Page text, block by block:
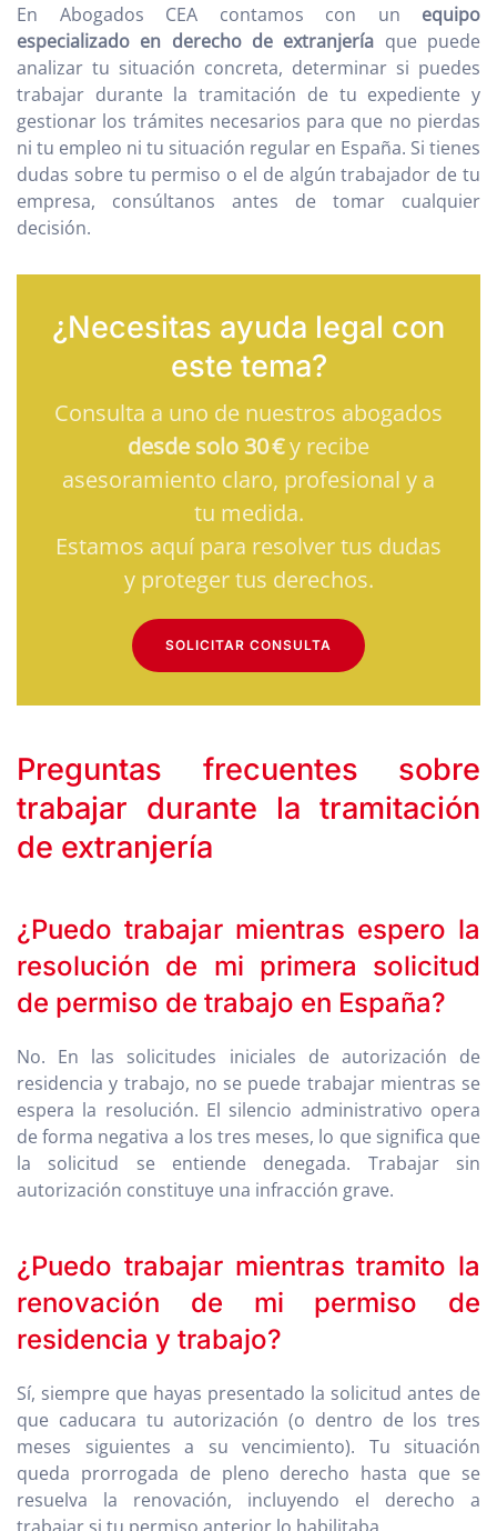
En Abogados CEA contamos con un equipo
especializado en derecho de extranjería que puede
analizar tu situación concreta, determinar si puedes
trabajar durante la tramitación de tu expediente y
gestionar los trámites necesarios para que no pierdas
ni tu empleo ni tu situación regular en España. Si tienes
dudas sobre tu permiso o el de algún trabajador de tu
empresa, consúltanos antes de tomar cualquier
decisión.
¿Necesitas ayuda legal con
este tema?
Consulta a uno de nuestros abogados
desde solo 30 €y recibe
asesoramiento claro, profesional y a
tu medida.
Estamos aquí para resolver tus dudas
y proteger tus derechos.
SOLICITAR CONSULTA
Preguntas frecuentes sobre
trabajar durante la tramitación
de extranjería
¿Puedo trabajar mientras espero la
resolución de mi primera solicitud
de permiso de trabajo en España?
No. En las solicitudes iniciales de autorización de
residencia y trabajo, no se puede trabajar mientras se
espera la resolución. El silencio administrativo opera
de forma negativa a los tres meses, lo que significa que
la solicitud se entiende denegada. Trabajar sin
autorización constituye una infracción grave.
¿Puedo trabajar mientras tramito la
renovación de mi permiso de
residencia y trabajo?
Sí, siempre que hayas presentado la solicitud antes de
que caducara tu autorización (o dentro de los tres
meses siguientes a su vencimiento). Tu situación
queda prorrogada de pleno derecho hasta que se
resuelva la renovación, incluyendo el derecho a